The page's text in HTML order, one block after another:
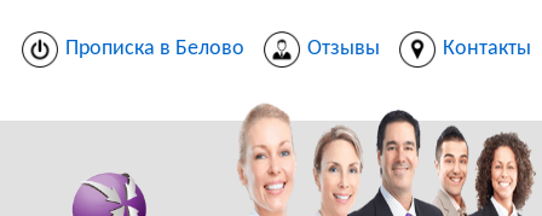
Прописка в Белово Отзывы Контакты